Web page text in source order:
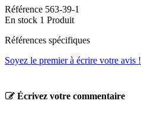
Référence 563-39-1
En stock 1 Produit
Références spécifiques
Soyez le premier à écrire votre avis !
Écrivez votre commentaire